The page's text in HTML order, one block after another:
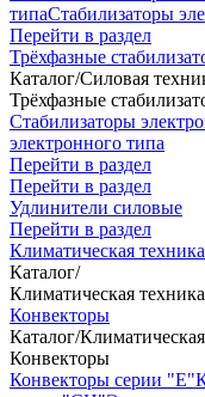
типаСтабилизаторы
Перейти в раздел
Трёхфазные
Каталог/Силовая
Трёхфазные
Стабилизаторы
электронного типа
Перейти в раздел
Перейти в раздел
Удлинители силовые
Перейти в раздел
Климатическая техника
Каталог/
Климатическая техника
Конвекторы
Каталог/
Конвекторы
Конвекторы серии "Е"